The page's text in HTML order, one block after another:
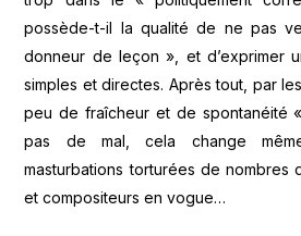
possède-t-il la qualité de ne pas
donneur de leçon », et d’exprimer
simples et directes. Après tout, par
peu de fraîcheur et de spontanéité
pas de mal, cela change
masturbations torturées de nombres
et compositeurs en vogue…